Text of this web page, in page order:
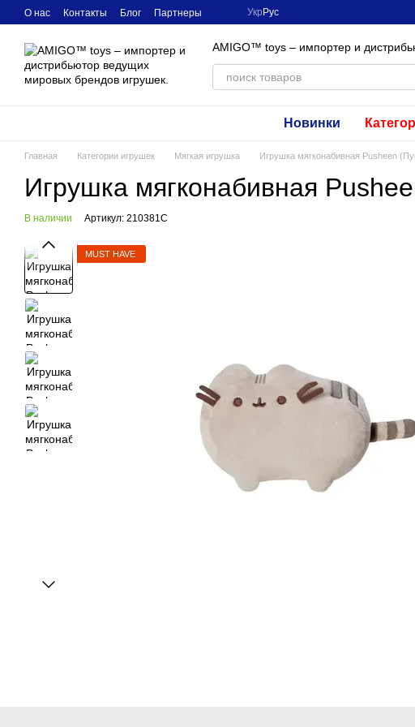
Перейти к основному контенту
О нас Контакты Блог Партнеры Укр Рус
AMIGO™ toys – импортер и
Новинки
Главная Категории игрушек Мягкая игрушка Игрушка мягконабивная Pusheen
Игрушка мягконабивная
В наличии Артикул: 210381C
MUST HAVE